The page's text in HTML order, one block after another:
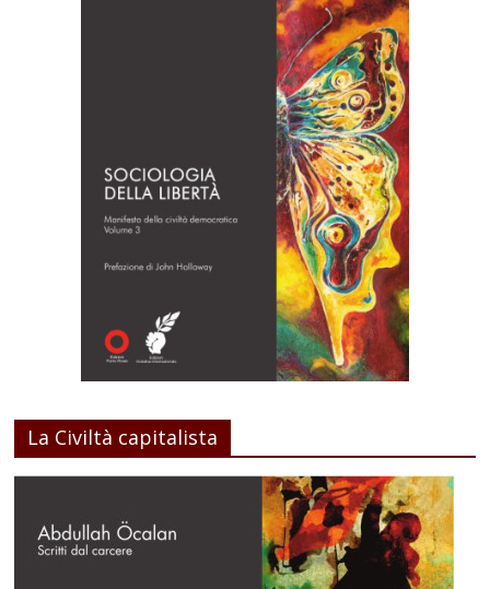
La Civiltà capitalista